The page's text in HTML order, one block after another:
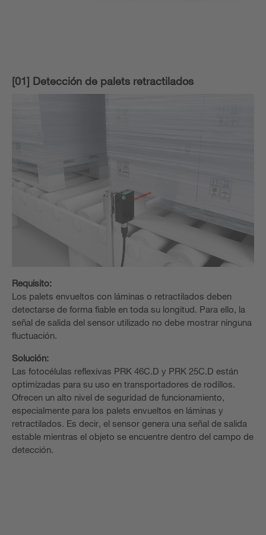
[01] Detección de palets retractilados
Requisito:
Los palets envueltos con láminas o retractilados deben
detectarse de forma fiable en toda su longitud. Para ello, la
señal de salida del sensor utilizado no debe mostrar ninguna
fluctuación.
Solución:
Las fotocélulas reflexivas PRK 46C.D y PRK 25C.D están
optimizadas para su uso en transportadores de rodillos.
Ofrecen un alto nivel de seguridad de funcionamiento,
especialmente para los palets envueltos en láminas y
retractilados. Es decir, el sensor genera una señal de salida
estable mientras el objeto se encuentre dentro del campo de
detección.